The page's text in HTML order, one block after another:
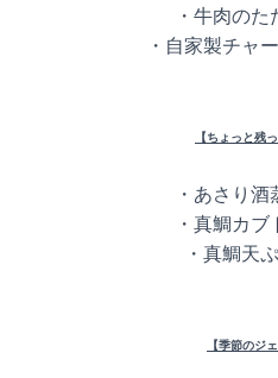
・牛肉の
・自家製チャ
【ちょっと残
・あさり
・真鯛カ
・真鯛天
【季節のジ